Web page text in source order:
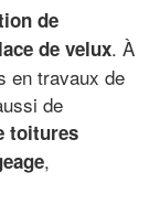
de
de velux. À
en travaux de
de
toitures
,